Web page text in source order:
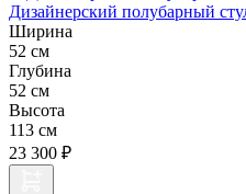
Дизайнерский полубарный
Ширина
52 см
Глубина
52 см
Высота
113 см
23 300 ₽